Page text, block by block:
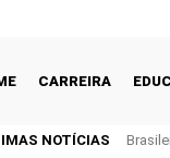
CARREIRA
NOTÍCIAS